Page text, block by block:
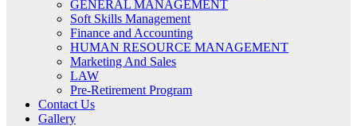
GENERAL MANAGEMENT
Soft Skills Management
Finance and Accounting
HUMAN RESOURCE MANAGEMENT
Marketing And Sales
LAW
Pre-Retirement Program
Contact Us
Gallery